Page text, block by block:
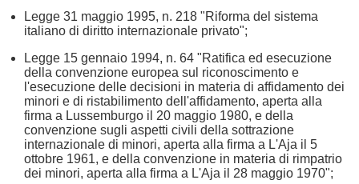
Legge 31 maggio 1995, n. 218 "Riforma del sistema
italiano di diritto internazionale privato";
Legge 15 gennaio 1994, n. 64 "Ratifica ed esecuzione
della convenzione europea sul riconoscimento e
l'esecuzione delle decisioni in materia di affidamento dei
minori e di ristabilimento dell'affidamento, aperta alla
firma a Lussemburgo il 20 maggio 1980, e della
convenzione sugli aspetti civili della sottrazione
internazionale di minori, aperta alla firma a L'Aja il 5
ottobre 1961, e della convenzione in materia di rimpatrio
dei minori, aperta alla firma a L'Aja il 28 maggio 1970";